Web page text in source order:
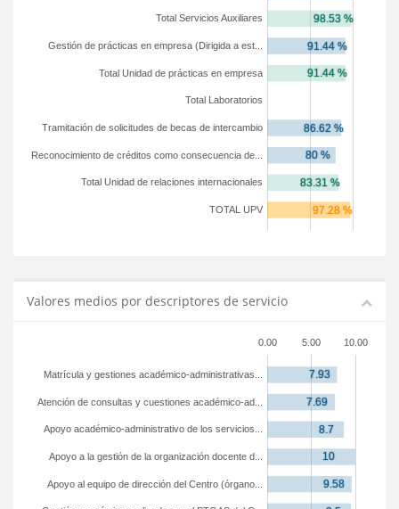
TOTAL UPV
Total Unidad de relaciones internacionales
Reconocimiento de créditos como consecuencia de...
Tramitación de solicitudes de becas de intercambio
Total Laboratorios
Total Unidad de prácticas en empresa
Gestión de prácticas en empresa (Dirigida a est...
Total Servicios Auxiliares
Valores medios por descriptores de servicio
0.00 5.00 10.00
Apoyo al equipo de dirección del Centro (órgano...
Apoyo a la gestión de la organización docente d...
Apoyo académico-administrativo de los servicios...
Atención de consultas y cuestiones académico-ad...
Matrícula y gestiones académico-administrativas...